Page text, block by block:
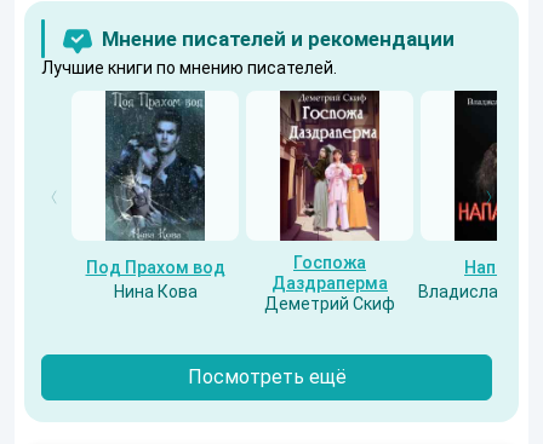
Мнение писателей и рекомендации
Лучшие книги по мнению писателей.
Под Прахом вод
Нина Кова
Госпожа
Даздраперма
Деметрий Скиф
Напарник
Владислав
Посмотреть ещё